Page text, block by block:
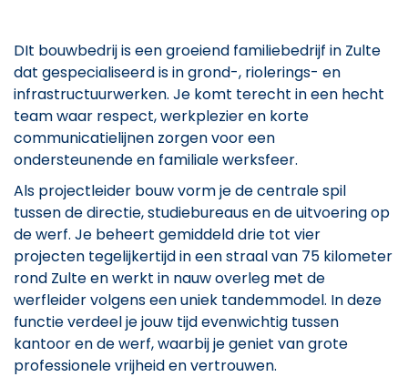
DIt bouwbedrij is een groeiend familiebedrijf in Zulte
dat gespecialiseerd is in grond-, riolerings- en
infrastructuurwerken. Je komt terecht in een hecht
team waar respect, werkplezier en korte
communicatielijnen zorgen voor een
ondersteunende en familiale werksfeer.
Als projectleider bouw vorm je de centrale spil
tussen de directie, studiebureaus en de uitvoering op
de werf. Je beheert gemiddeld drie tot vier
projecten tegelijkertijd in een straal van 75 kilometer
rond Zulte en werkt in nauw overleg met de
werfleider volgens een uniek tandemmodel. In deze
functie verdeel je jouw tijd evenwichtig tussen
kantoor en de werf, waarbij je geniet van grote
professionele vrijheid en vertrouwen.